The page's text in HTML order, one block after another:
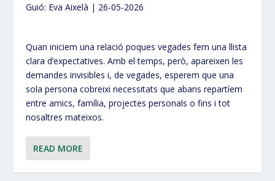
Guió: Eva Aixelà | 26-05-2026
Quan iniciem una relació poques vegades fem una llista
clara d’expectatives. Amb el temps, però, apareixen les
demandes invisibles i, de vegades, esperem que una
sola persona cobreixi necessitats que abans repartíem
entre amics, família, projectes personals o fins i tot
nosaltres mateixos.
READ MORE